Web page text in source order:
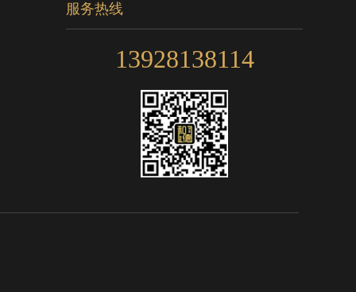
服务热线
13928138114